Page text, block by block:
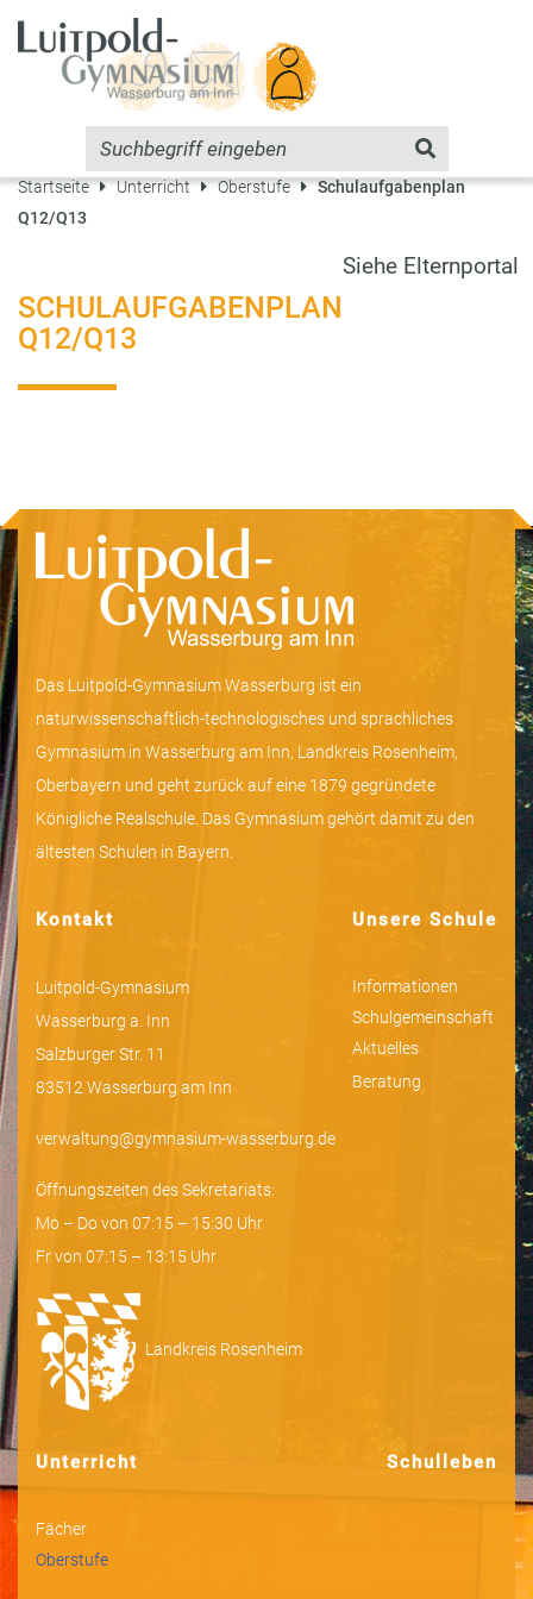
Startseite Unterricht Oberstufe
Schulaufgabenplan
Q12/Q13
SCHULAUFGABENPLAN
Q12/Q13
Siehe Elternportal
Das Luitpold-Gymnasium Wasserburg ist ein
naturwissenschaftlich-technologisches und sprachliches
Gymnasium in Wasserburg am Inn, Landkreis Rosenheim,
Oberbayern und geht zurück auf eine 1879 gegründete
Königliche Realschule. Das Gymnasium gehört damit zu den
ältesten Schulen in Bayern.
Kontakt
Luitpold-Gymnasium
Wasserburg a. Inn
Salzburger Str. 11
83512 Wasserburg am Inn
verwaltung@gymnasium-wasserburg.de
Öffnungszeiten des Sekretariats:
Mo – Do von 07:15 – 15:30 Uhr
Fr von 07:15 – 13:15 Uhr
Landkreis Rosenheim
Unsere Schule
Informationen
Schulgemeinschaft
Aktuelles
Beratung
Unterricht
Fächer
Oberstufe
Schulleben